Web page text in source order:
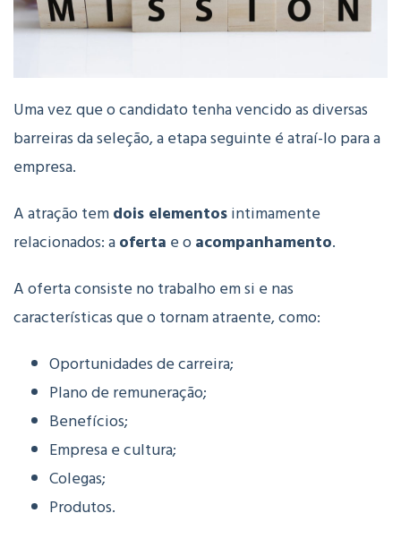
Uma vez que o candidato tenha vencido as diversas
barreiras da seleção, a etapa seguinte é atraí-lo para a
empresa.
A atração temdois elementosintimamente
relacionados: aoferta e oacompanhamento.
A oferta consiste no trabalho em si e nas
características que o tornam atraente, como:
Oportunidades de carreira;
Plano de remuneração;
Benefícios;
Empresa e cultura;
Colegas;
Produtos.